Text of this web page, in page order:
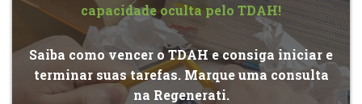
capacidade oculta pelo TDAH!
Saiba como vencer o TDAH e consiga iniciar e
terminar suas tarefas. Marque uma consulta
na Regenerati.